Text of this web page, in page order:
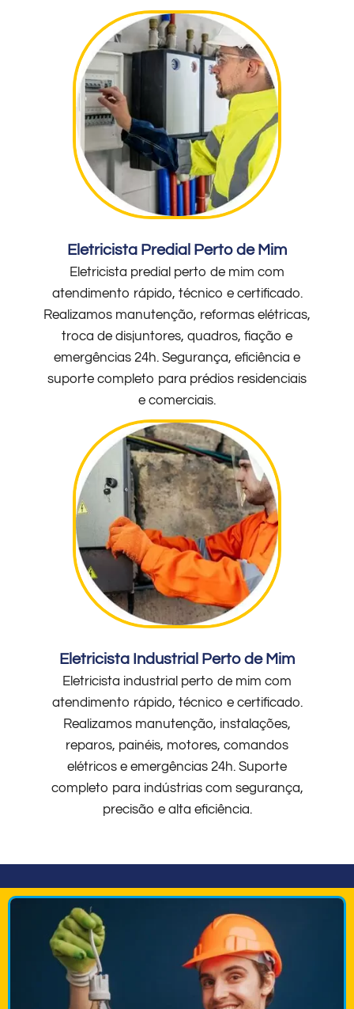
Eletricista Predial Perto de Mim
Eletricista predial perto de mim com
atendimento rápido, técnico e certificado.
Realizamos manutenção, reformas elétricas,
troca de disjuntores, quadros, fiação e
emergências 24h. Segurança, eficiência e
suporte completo para prédios residenciais
e comerciais.
Eletricista Industrial Perto de Mim
Eletricista industrial perto de mim com
atendimento rápido, técnico e certificado.
Realizamos manutenção, instalações,
reparos, painéis, motores, comandos
elétricos e emergências 24h. Suporte
completo para indústrias com segurança,
precisão e alta eficiência.